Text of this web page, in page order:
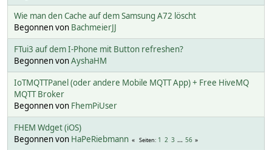
Wie man den Cache auf dem Samsung A72 löscht
Begonnen von BachmeierJJ
FTui3 auf dem I-Phone mit Button refreshen?
Begonnen vonAyshaHM
IoTMQTTPanel (oder andere Mobile MQTT App) + Free HiveMQ
MQTT Broker
Begonnen von FhemPiUser
FHEM Wdget (iOS)
Begonnen von HaPeRiebmann Seiten 1 2 3 ... 56